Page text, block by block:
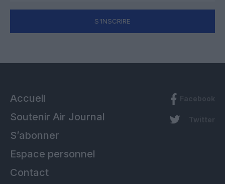
S'INSCRIRE
Accueil
Soutenir Air Journal
S’abonner
Espace personnel
Contact